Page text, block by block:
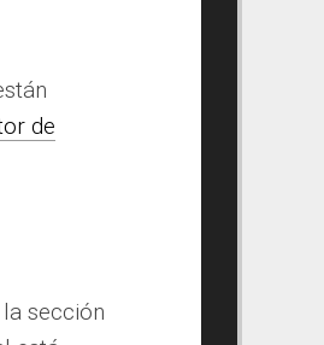
de
sección